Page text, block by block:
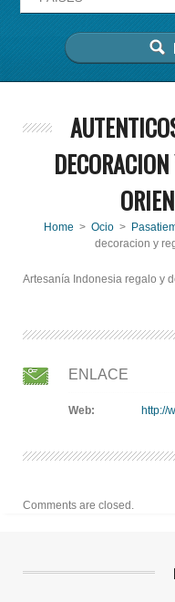
Home > Ocio>
decoracion y
Artesanía Indonesia regalo y
ENLACE
Web: http://
Comments are closed.